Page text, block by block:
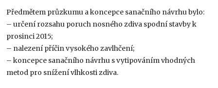
Předmětem průzkumu a koncepce sanačního návrhu bylo:
– určení rozsahu poruch nosného zdiva spodní stavby k
prosinci 2015;
– nalezení příčin vysokého zavlhčení;
– koncepce sanačního návrhu s vytipováním vhodných
metod pro snížení vlhkosti zdiva.